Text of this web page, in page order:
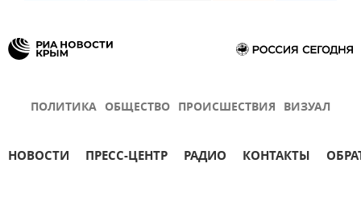
ПОЛИТИКА ОБЩЕСТВО ПРОИСШЕСТВИЯ ВИЗУАЛ
НОВОСТИ ПРЕСС-ЦЕНТР РАДИО КОНТАКТЫ